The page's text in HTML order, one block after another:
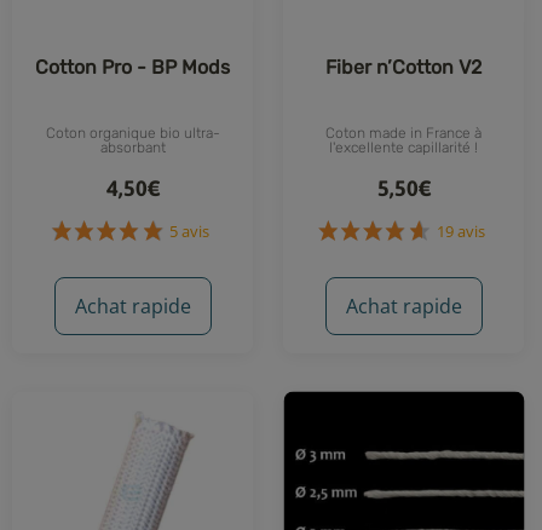
Cotton Pro - BP Mods
Coton organique bio ultra-
absorbant
4,50€
Achat rapide
Fiber n’Cotton V2
Coton made in France à
l'excellente capillarité !
5,50€
Achat rapide